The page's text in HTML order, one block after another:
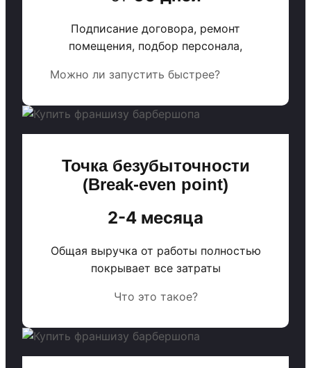
Подписание договора, ремонт
помещения, подбор персонала,
Можно ли запустить быстрее?
Точка безубыточности
(Break-even point)
2-4 месяца
Общая выручка от работы полностью
покрывает все затраты
Что это такое?